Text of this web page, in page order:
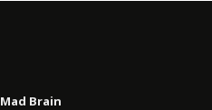
Mad Brain